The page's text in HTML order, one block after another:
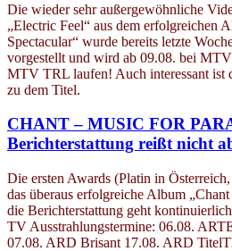
Die wieder sehr außergewöhnliche
„Electric Feel“ aus dem erfolgreichen
Spectacular“ wurde bereits letzte
vorgestellt und wird ab 09.08. bei
MTV TRL laufen! Auch interessant ist
zu dem Titel.
CHANT – MUSIC FOR
Berichterstattung reißt nicht
Die ersten Awards (Platin in
das überaus erfolgreiche Album
die Berichterstattung geht
TV Ausstrahlungstermine: 06.08.
07.08. ARD Brisant 17.08. ARD